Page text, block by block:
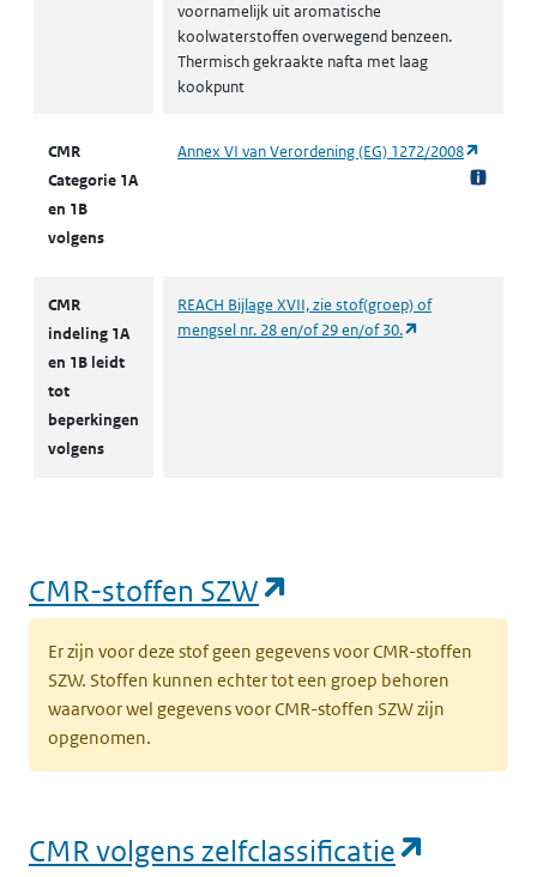
voornamelijk uit aromatische
koolwaterstoffen overwegend benzeen.
Thermisch gekraakte nafta met laag
kookpunt
CMR
Categorie 1A
en 1B
volgens
Annex VI van Verordening (EG) 1272/2008
CMR
indeling 1A
en 1B leidt
tot
beperkingen
volgens
REACH Bijlage XVII, zie stof(groep) of
mengsel nr. 28 en/of 29 en/of 30.
CMR-stoffen SZW
Er zijn voor deze stof geen gegevens voor CMR-stoffen
SZW. Stoffen kunnen echter tot een groep behoren
waarvoor wel gegevens voor CMR-stoffen SZW zijn
opgenomen.
CMR volgens zelfclassificatie